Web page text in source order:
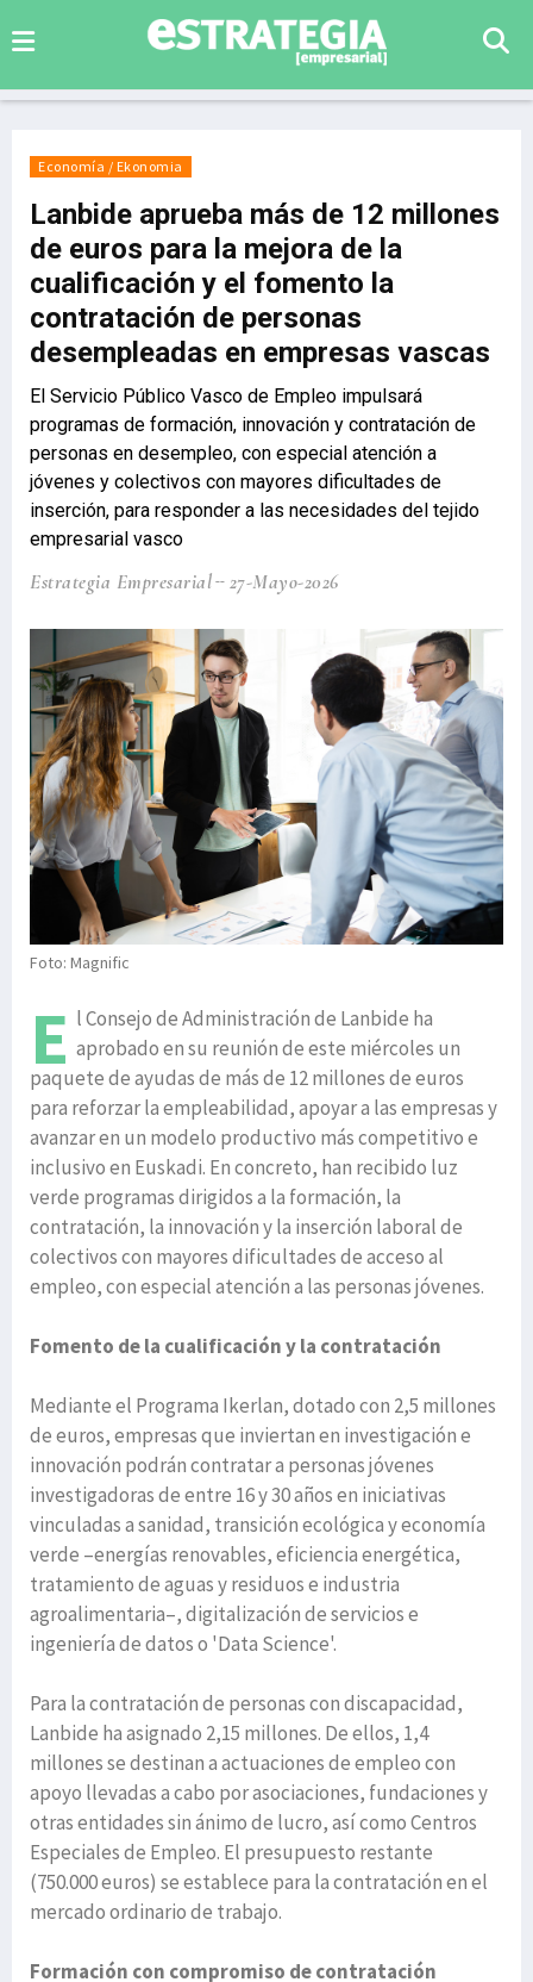
Economía / Ekonomia
Lanbide aprueba más de 12 millones
de euros para la mejora de la
cualificación y el fomento la
contratación de personas
desempleadas en empresas vascas
El Servicio Público Vasco de Empleo impulsará
programas de formación, innovación y contratación de
personas en desempleo, con especial atención a
jóvenes y colectivos con mayores dificultades de
inserción, para responder a las necesidades del tejido
empresarial vasco
Estrategia Empresarial 27-Mayo-2026
Foto: Magnific
E l Consejo de Administración de Lanbide ha
aprobado en su reunión de este miércoles un
paquete de ayudas de más de 12 millones de euros
para reforzar la empleabilidad, apoyar a las empresas y
avanzar en un modelo productivo más competitivo e
inclusivo en Euskadi. En concreto, han recibido luz
verde programas dirigidos a la formación, la
contratación, la innovación y la inserción laboral de
colectivos con mayores dificultades de acceso al
empleo, con especial atención a las personas jóvenes.
Fomento de la cualificación y la contratación
Mediante el Programa Ikerlan, dotado con 2,5 millones
de euros, empresas que inviertan en investigación e
innovación podrán contratar a personas jóvenes
investigadoras de entre 16 y 30 años en iniciativas
vinculadas a sanidad, transición ecológica y economía
verde –energías renovables, eficiencia energética,
tratamiento de aguas y residuos e industria
agroalimentaria–, digitalización de servicios e
ingeniería de datos o 'Data Science'.
Para la contratación de personas con discapacidad,
Lanbide ha asignado 2,15 millones. De ellos, 1,4
millones se destinan a actuaciones de empleo con
apoyo llevadas a cabo por asociaciones, fundaciones y
otras entidades sin ánimo de lucro, así como Centros
Especiales de Empleo. El presupuesto restante
(750.000 euros) se establece para la contratación en el
mercado ordinario de trabajo.
Formación con compromiso de contratación